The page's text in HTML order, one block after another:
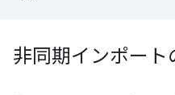
非同期インポート